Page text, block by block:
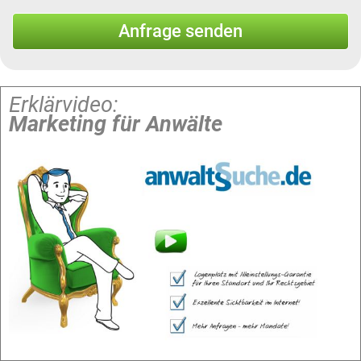
Erklärvideo:
Marketing für Anwälte